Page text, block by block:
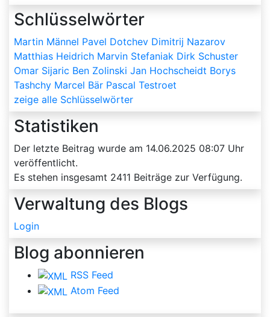
Schlüsselwörter
Martin Männel Pavel Dotchev Dimitrij Nazarov
Matthias Heidrich Marvin Stefaniak Dirk Schuster
Omar Sijaric Ben Zolinski Jan Hochscheidt Borys
Tashchy Marcel Bär Pascal Testroet
zeige alle Schlüsselwörter
Statistiken
Der letzte Beitrag wurde am 14.06.2025 08:07 Uhr
veröffentlicht.
Es stehen insgesamt 2411 Beiträge zur Verfügung.
Verwaltung des Blogs
Login
Blog abonnieren
RSS Feed
Atom Feed